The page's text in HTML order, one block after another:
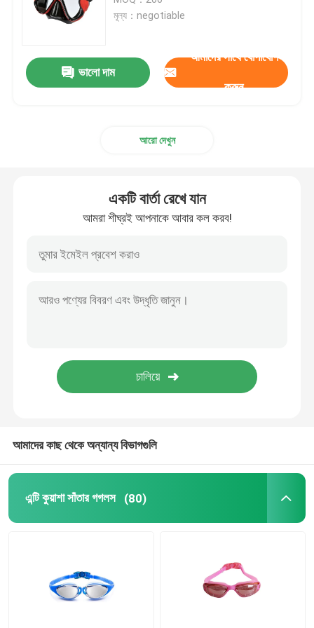
জলরোধী সুইম ক্যাপ
মোটরক্রস রেসিং গগলস
Polarized ক্রীড়া সানগ্লাস
শিল্প নিরাপত্তা গগলস
ডাইভিং সুইম ফিনস
এন্টি কুয়াশা লেন্স
অ্যান্টি ফগ ডাইভিং গগলস
মূল্য：negotiable
ভালো দাম
আমাদের সাথে যোগাযোগ
করুন
আরো দেখুন
একটি বার্তা রেখে যান
আমরা শীঘ্রই আপনাকে আবার কল করব!
আমাদের কাছ থেকে অন্যান্য বিভাগগুলি
এন্টি কুয়াশা সাঁতার গগলস (80)